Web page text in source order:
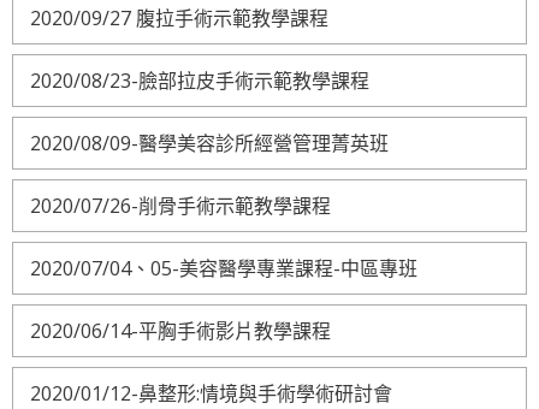
2020/09/27 腹拉手術示範教學課程
2020/08/23-臉部拉皮手術示範教學課程
2020/08/09-醫學美容診所經營管理菁英班
2020/07/26-削骨手術示範教學課程
2020/07/04、05-美容醫學專業課程-中區專班
2020/06/14-平胸手術影片教學課程
2020/01/12-鼻整形:情境與手術學術研討會